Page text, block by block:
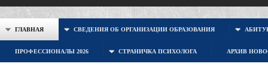
ГЛАВНАЯ СВЕДЕНИЯ ОБ ОРГАНИЗАЦИИ ОБРАЗОВАНИЯ
ПРОФЕССИОНАЛЫ 2026 СТРАНИЧКА ПСИХОЛОГА АРХИВ